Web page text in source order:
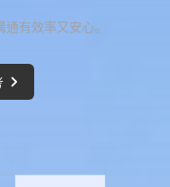
有效率又安心。